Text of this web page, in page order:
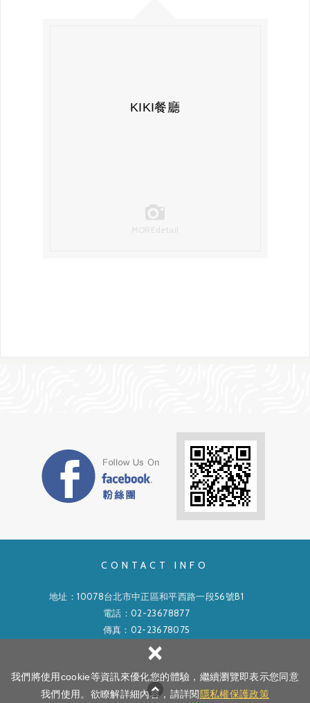
我們將使用cookie等資訊來優化您的體驗，繼續瀏覽即表示您同意
我們使用。欲瞭解詳細內容，請詳閱 隱私權保護政策
×
KIKI餐廳
MORE detail
CONTACT INFO
地址：10078台北市中正區和平西路一段56號B1
電話：02-23678877
傳真：02-23678075
cf0223678877@gmail.com
Copyright © 中日股份有限公司 All Rights Reserved. 隱私權政策